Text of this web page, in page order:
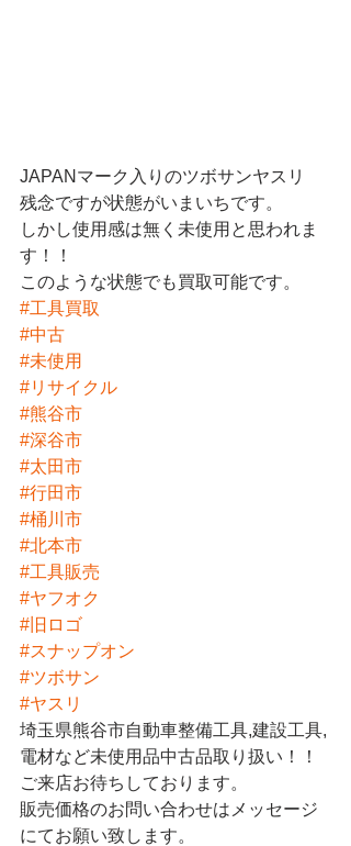
JAPANマーク入りのツボサンヤスリ
残念ですが状態がいまいちです。
しかし使用感は無く未使用と思われま
す！！
このような状態でも買取可能です。
#工具買取
#中古
#未使用
#リサイクル
#熊谷市
#深谷市
#太田市
#行田市
#桶川市
#北本市
#工具販売
#ヤフオク
#旧ロゴ
#スナップオン
#ツボサン
#ヤスリ
埼玉県熊谷市自動車整備工具,建設工具,
電材など未使用品中古品取り扱い！！
ご来店お待ちしております。
販売価格のお問い合わせはメッセージ
にてお願い致します。